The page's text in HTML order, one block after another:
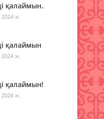
туралы
бұршақ:
қалаймын.
ж.
қалаймын
ж.
қалаймын!
ж.